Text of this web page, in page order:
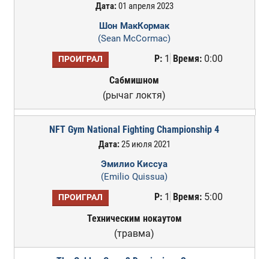
Дата:01 апреля 2023
Шон МакКормак
(Sean McCormac)
ПРОИГРАЛ Р:1 Время:0:00
Сабмишном
(рычаг локтя)
NFT Gym National Fighting Championship 4
Дата:25 июля 2021
Эмилио Киссуа
(Emilio Quissua)
ПРОИГРАЛ Р:1 Время:5:00
Техническим нокаутом
(травма)